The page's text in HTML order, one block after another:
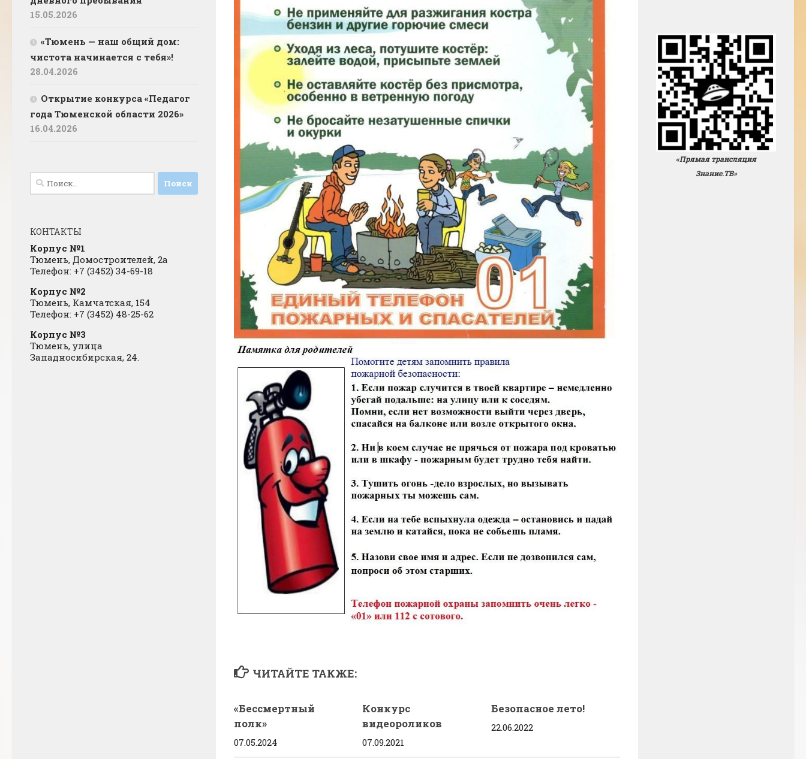
ЧИТАЙТЕ ТАКЖЕ:
«Бессмертный
полк»
07.05.2024
Конкурс
видеороликов
07.09.2021
Безопасное лето!
22.06.2022
15.05.2026
«Тюмень — наш общий дом:
чистота начинается с тебя»!
28.04.2026
Открытие конкурса «Педагог
года Тюменской области 2026»
16.04.2026
Найти:
КОНТАКТЫ
Корпус №1
Тюмень, Домостроителей, 2а
Телефон: +7 (3452) 34-69-18
Корпус №2
Тюмень, Камчатская, 154
Телефон: +7 (3452) 48-25-62
Корпус №3
Тюмень, улица
Западносибирская, 24.
«Прямая трансляция
Знание.ТВ»